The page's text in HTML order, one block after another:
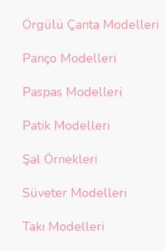
Örgülü Çanta Modelleri
Panço Modelleri
Paspas Modelleri
Patik Modelleri
Şal Örnekleri
Süveter Modelleri
Takı Modelleri